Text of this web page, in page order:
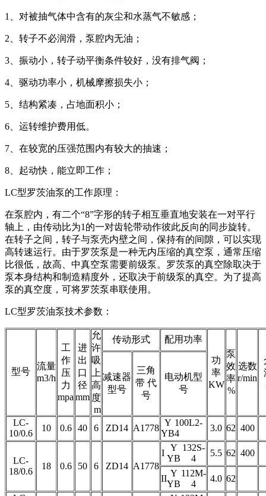
1、对被抽气体中含有的灰尘和水蒸气不敏感；
2、转子不必润滑，泵腔内无油；
3、振动小，转子动平衡条件较好，没有排气阀；
4、驱动功率小，机械摩擦损失小；
5、结构紧凑，占地面积小；
6、运转维护费用低。
7、在较宽的压强范围内有较大的抽速；
8、起动快，能立即工作；
LC型罗茨油泵的工作原理：
在泵腔内，有二个“8”字形的转子相互垂直地安装在一对平行
轴上，由传动比为1的一对齿轮带动作彼此反向的同步旋转。
在转子之间，转子与泵壳内壁之间，保持有的间隙，可以实现
高转速运行。由于罗茨泵是一种无内压缩的真空泵，通常压缩
比很低，故高、中真空泵需要前级泵。罗茨泵的真空除取决于
泵本身结构和制造精度外，还取决于前级泵的真空。为了提高
泵的真空度，可将罗茨泵串联使用。
LC型罗茨油泵技术参数：
型号
流量
m3/h
工
作
压
力
mpa
进
出
口
径
mm
允
许
吸
上
高
度
m
传动形式 配用功率
功
率
KW
泵
效
率
%
选数
r/min
减速器
型号
三角
带 代
号
电动机型
号
LC-
10/0.6
10 0.6 40 6 ZD14 A1778
Y 100L2-
4
YB
3.0 62 400
LC-
18/0.6
18 0.6 50 6 ZD14 A1778
I
Y 132S-
4
YB
5.5 62 400
II
Y 112M-
4
YB
4.0 62